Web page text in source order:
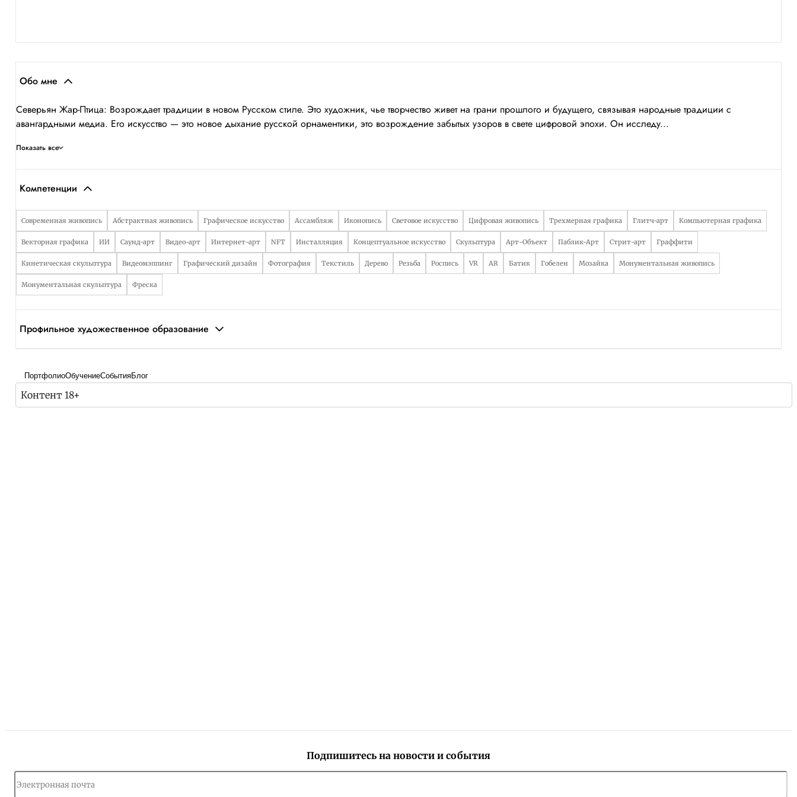
Обо мне
Северьян Жар-Птица: Возрождает традиции в новом Русском стиле. Это художник, чье творчество живет на грани прошлого и будущего, связывая народные традиции с
авангардными медиа. Его искусство — это новое дыхание русской орнаментики, это возрождение забытых узоров в свете цифровой эпохи. Он исследу...
Показать все
Компетенции
Современная живопись Абстрактная живопись Графическое искусство Ассамбляж Иконопись Световое искусство Цифровая живопись Трехмерная графика Глитч-арт Компьютерная графика
Векторная графика ИИ Саунд-арт Видео-арт Интернет-арт NFT Инсталляция Концептуальное искусство Скульптура Арт-Объект Паблик-Арт Стрит-арт Граффити
Кинетическая скульптура Видеомэппинг Графический дизайн Фотография Текстиль Дерево Резьба Роспись VR AR Батик Гобелен Мозайка Монументальная живопись
Монументальная скульптура Фреска
Профильное художественное образование
ПортфолиоОбучениеСобытияБлог
Контент 18+
Подпишитесь на новости и события